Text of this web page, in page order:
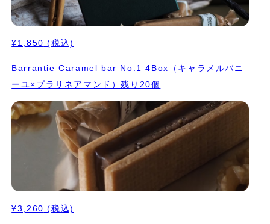
¥1,850 (税込)
Barrantie Caramel bar No.1 4Box（キャラメルバニ
ーユ×プラリネアマンド）残り20個
¥3,260 (税込)